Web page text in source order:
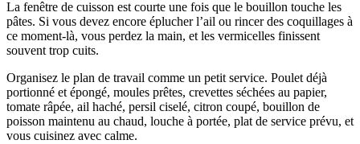
La fenêtre de cuisson est courte une fois que le bouillon touche les
pâtes. Si vous devez encore éplucher l’ail ou rincer des coquillages à
ce moment-là, vous perdez la main, et les vermicelles finissent
souvent trop cuits.
Organisez le plan de travail comme un petit service. Poulet déjà
portionné et épongé, moules prêtes, crevettes séchées au papier,
tomate râpée, ail haché, persil ciselé, citron coupé, bouillon de
poisson maintenu au chaud, louche à portée, plat de service prévu, et
vous cuisinez avec calme.